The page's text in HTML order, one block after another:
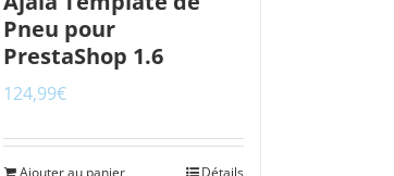
Pneu pour
PrestaShop 1.6
124,99€
Ajouter au panier Détails